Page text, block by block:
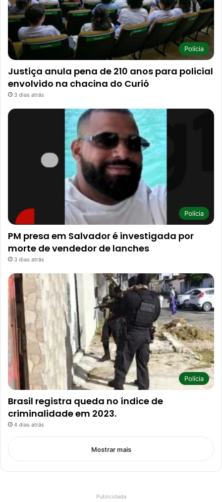
Polícia
Justiça anula pena de 210 anos para policial
envolvido na chacina do Curió
3 dias atrás
Polícia
PM presa em Salvador é investigada por
morte de vendedor de lanches
3 dias atrás
Polícia
Brasil registra queda no índice de
criminalidade em 2023.
4 dias atrás
Mostrar mais
Publicidade